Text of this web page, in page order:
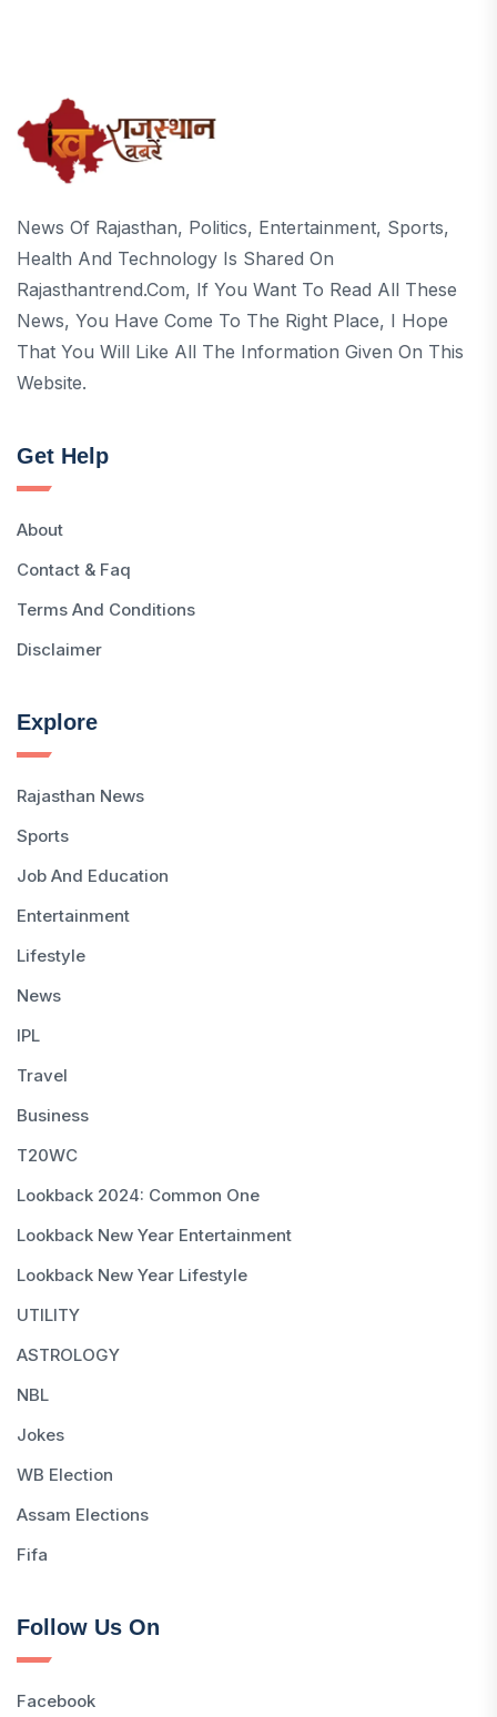
News Of Rajasthan, Politics, Entertainment, Sports,
Health And Technology Is Shared On
Rajasthantrend.com, If You Want To Read All These
News, You Have Come To The Right Place, I Hope
That You Will Like All The Information Given On This
Website.
Get Help
About
Contact & Faq
Terms And Conditions
Disclaimer
Explore
Rajasthan News
Sports
Job And Education
Entertainment
Lifestyle
News
IPL
Travel
Business
T20WC
Lookback 2024: Common One
Lookback New Year Entertainment
Lookback New Year Lifestyle
UTILITY
ASTROLOGY
NBL
Jokes
WB Election
Assam Elections
Fifa
Follow Us On
Facebook